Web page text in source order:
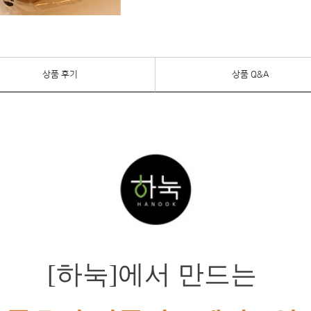
상품 후기 상품 Q&A
[하눅]에서 만드는